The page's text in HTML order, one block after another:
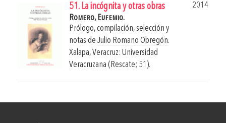
51. La incógnita y otras obras
2014
Romero, Eufemio.
Prólogo, compilación, selección y
notas de Julio Romano Obregón.
Xalapa, Veracruz: Universidad
Veracruzana (Rescate; 51).